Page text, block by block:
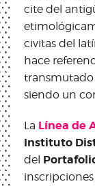
cite del
civitas del
hace
transmutado
siendo un
La Línea de
Instituto
del